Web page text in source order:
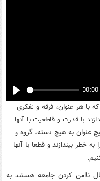
Play
00:00
با هر عنوان، فرقه و تفکری
با قدرت و قاطعیت با آنها
عنوان به هیچ دسته، گروه و
خطر بیندازند و قطعا با آنها
ناامن کردن جامعه هستند به